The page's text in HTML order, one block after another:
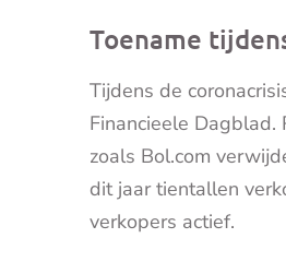
Toename
Tijdens de
Financieele
zoals Bol.com
dit jaar tientallen
verkopers actief.